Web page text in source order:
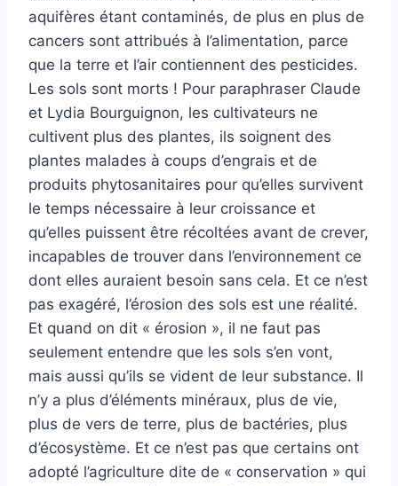
aquifères étant contaminés, de plus en plus de
cancers sont attribués à l’alimentation, parce
que la terre et l’air contiennent des pesticides.
Les sols sont morts ! Pour paraphraser Claude
et Lydia Bourguignon, les cultivateurs ne
cultivent plus des plantes, ils soignent des
plantes malades à coups d’engrais et de
produits phytosanitaires pour qu’elles survivent
le temps nécessaire à leur croissance et
qu’elles puissent être récoltées avant de crever,
incapables de trouver dans l’environnement ce
dont elles auraient besoin sans cela. Et ce n’est
pas exagéré, l’érosion des sols est une réalité.
Et quand on dit « érosion », il ne faut pas
seulement entendre que les sols s’en vont,
mais aussi qu’ils se vident de leur substance. Il
n’y a plus d’éléments minéraux, plus de vie,
plus de vers de terre, plus de bactéries, plus
d’écosystème. Et ce n’est pas que certains ont
adopté l’agriculture dite de « conservation » qui